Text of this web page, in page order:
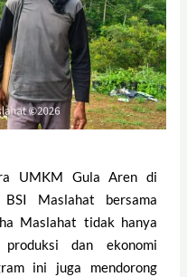
UMKM Gula Aren di
Maslahat bersama
Maslahat tidak hanya
dan ekonomi
ini juga mendorong